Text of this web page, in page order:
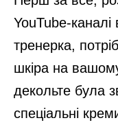
YouTube-каналі
тренерка,
шкіра на
декольте була
спеціальні